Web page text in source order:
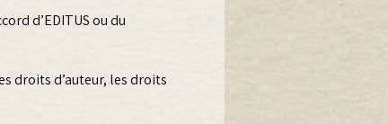
d’EDITUS ou du
droits d’auteur, les droits